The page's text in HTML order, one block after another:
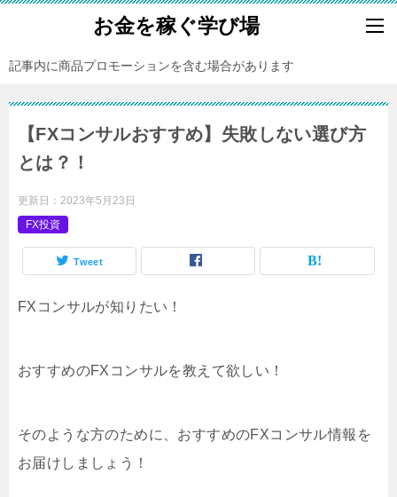
お金を稼ぐ学び場
記事内に商品プロモーションを含む場合があります
【FXコンサルおすすめ】失敗しない選び方
とは？！
更新日： 2023年5月23日
FX投資
Tweet
FXコンサルが知りたい！
おすすめのFXコンサルを教えて欲しい！
そのような方のために、おすすめのFXコンサル情報を
お届けしましょう！